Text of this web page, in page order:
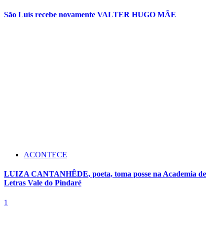
São Luís recebe novamente VALTER HUGO MÃE
ACONTECE
LUIZA CANTANHÊDE, poeta, toma posse na Academia de
Letras Vale do Pindaré
1